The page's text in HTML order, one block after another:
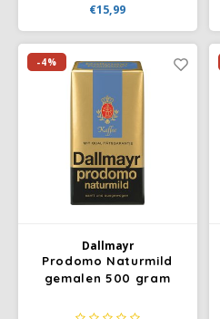
Schirmer-recept in 1854,
worden de koffiebonen
zorgvuldig geleid naar de
volledige ontwikkeling van
hun smaak in het langdurige
brandproces.
€15,99
-4%
Dallmayr
Prodomo Naturmild
gemalen 500 gram